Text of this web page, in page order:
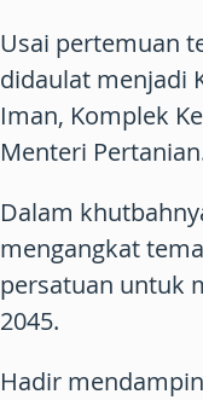
Usai pertemuan
didaulat menjadi
Iman, Komplek
Menteri
Dalam
mengangkat
persatuan untuk
2045.
Hadir